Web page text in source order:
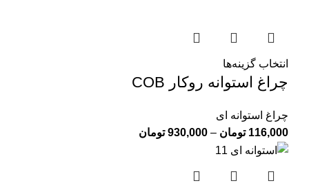
انتخاب گزینه‌ها
چراغ استوانه روکار COB
چراغ استوانه ای
116,000 تومان –
930,000 تومان